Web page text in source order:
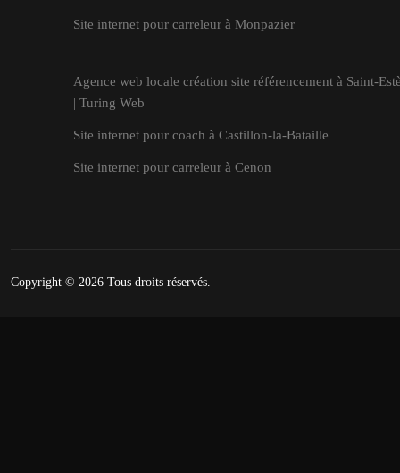
Site internet pour carreleur à Monpazier
Agence web locale création site référencement à Saint-
| Turing Web
Site internet pour coach à Castillon-la-Bataille
Site internet pour carreleur à Cenon
Copyright © 2026 Tous droits réservés.